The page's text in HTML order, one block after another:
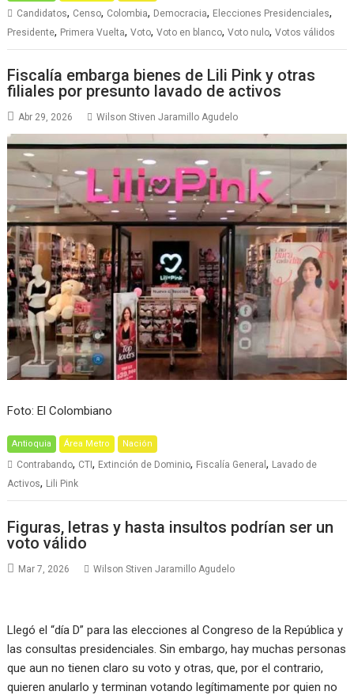
Candidatos, Censo, Colombia, Democracia, Elecciones Presidenciales,
Presidente, Primera Vuelta,Voto,Voto en blanco,Voto nulo,Votos válidos
Fiscalía embarga bienes de Lili Pink y otras
filiales por presunto lavado de activos
Abr 29, 2026 Wilson Stiven Jaramillo Agudelo
Foto: El Colombiano
Antioquia Área Metro Nación
Contrabando, CTI, Extinción de Dominio, Fiscalía General, Lavado de
Activos, Lili Pink
Figuras, letras y hasta insultos podrían ser un
voto válido
Mar 7, 2026 Wilson Stiven Jaramillo Agudelo
Llegó el “día D” para las elecciones al Congreso de la República y
las consultas presidenciales. Sin embargo, hay muchas personas
que aun no tienen claro su voto y otras, que, por el contrario,
quieren anularlo y terminan votando legítimamente por quien no